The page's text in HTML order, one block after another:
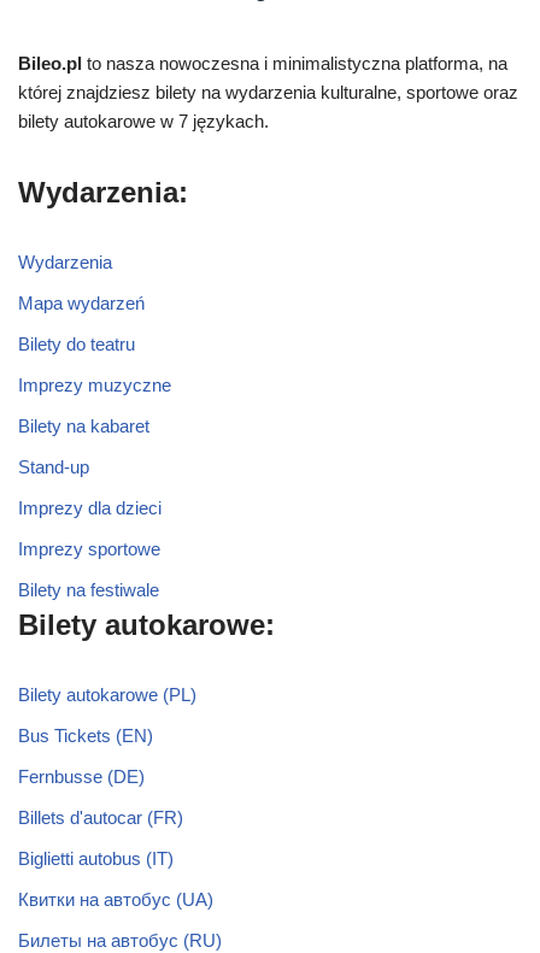
Bileo.pl to nasza nowoczesna i minimalistyczna platforma, na
której znajdziesz bilety na wydarzenia kulturalne, sportowe oraz
bilety autokarowe w 7 językach.
Wydarzenia:
Wydarzenia
Mapa wydarzeń
Bilety do teatru
Imprezy muzyczne
Bilety na kabaret
Stand-up
Imprezy dla dzieci
Imprezy sportowe
Bilety na festiwale
Bilety autokarowe:
Bilety autokarowe (PL)
Bus Tickets (EN)
Fernbusse (DE)
Billets d'autocar (FR)
Biglietti autobus (IT)
Квитки на автобус (UA)
Билеты на автобус (RU)